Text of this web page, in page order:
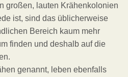
großen, lauten Krähenkolonien
ist, sind das üblicherweise
Bereich kaum mehr
finden und deshalb auf die
genannt, leben ebenfalls